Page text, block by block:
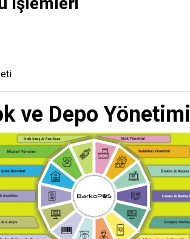
ve Depo Yönetimi